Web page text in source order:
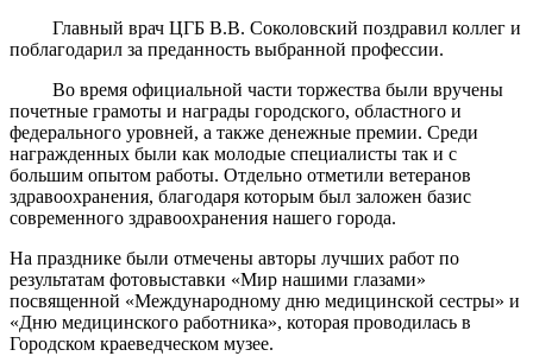
Главный врач ЦГБ В.В. Соколовский поздравил коллег и
поблагодарил за преданность выбранной профессии.
Во время официальной части торжества были вручены
почетные грамоты и награды городского, областного и
федерального уровней, а также денежные премии. Среди
награжденных были как молодые специалисты так и с
большим опытом работы. Отдельно отметили ветеранов
здравоохранения, благодаря которым был заложен базис
современного здравоохранения нашего города.
На празднике были отмечены авторы лучших работ по
результатам фотовыставки «Мир нашими глазами»
посвященной «Международному дню медицинской сестры» и
«Дню медицинского работника», которая проводилась в
Городском краеведческом музее.